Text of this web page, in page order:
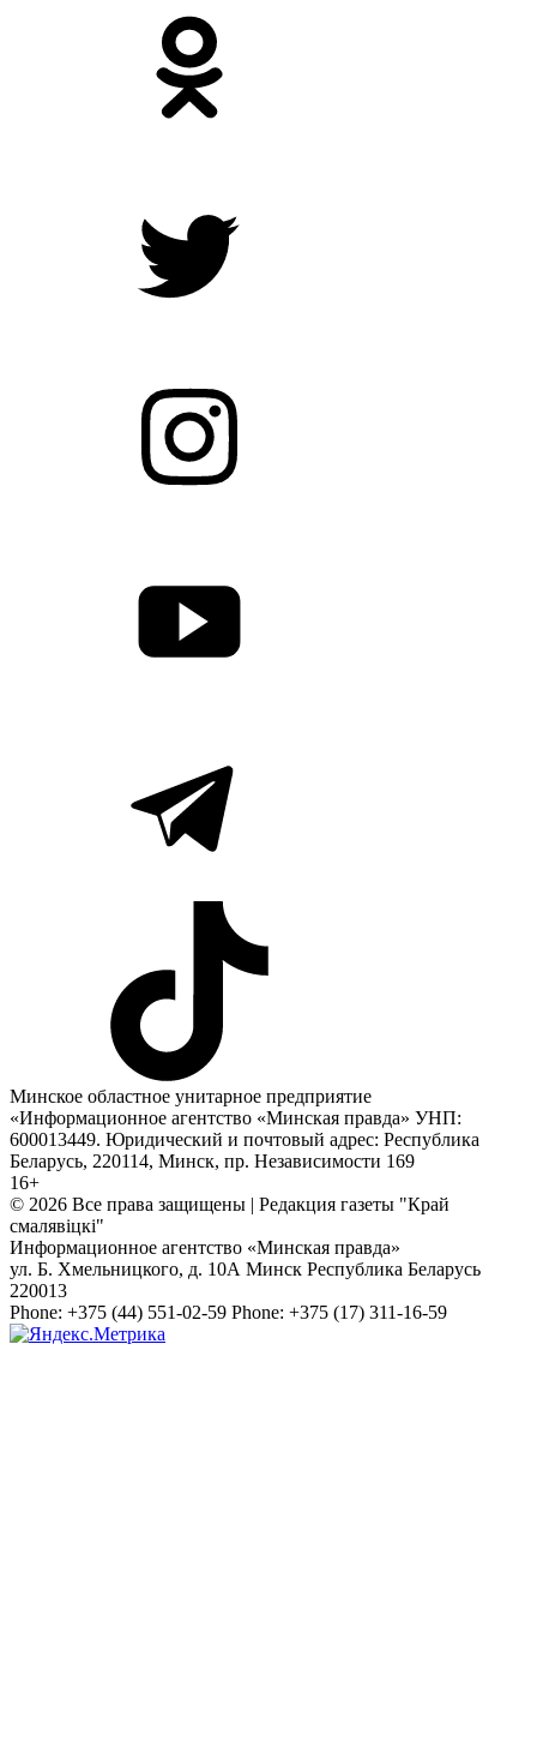
Минское областное унитарное предприятие
«Информационное агентство «Минская правда» УНП:
600013449. Юридический и почтовый адрес: Республика
Беларусь, 220114, Минск, пр. Независимости 169
16+
© 2026 Все права защищены | Редакция газеты "Край
смалявiцкi"
Информационное агентство «Минская правда»
ул. Б. Хмельницкого, д. 10А Минск Республика Беларусь
220013
Phone: +375 (44) 551-02-59 Phone: +375 (17) 311-16-59